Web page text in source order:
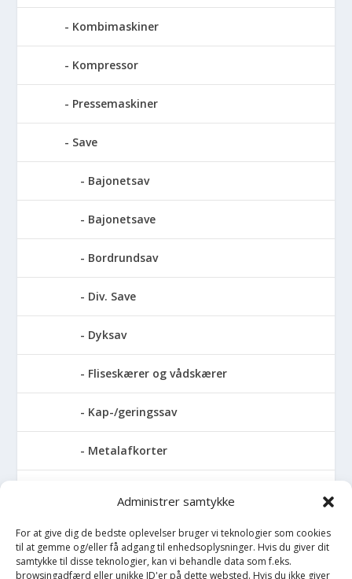
Administrer samtykke
For at give dig de bedste oplevelser bruger vi teknologier som cookies
til at gemme og/eller få adgang til enhedsoplysninger. Hvis du giver dit
samtykke til disse teknologier, kan vi behandle data som f.eks.
browsingadfærd eller unikke ID'er på dette websted. Hvis du ikke giver
Kombimaskiner
Kompressor
Pressemaskiner
Save
Bajonetsav
Bajonetsave
Bordrundsav
Div. Save
Dyksav
Fliseskærer og vådskærer
Kap-/geringssav
Metalafkorter
Stationære rundsave
Stiksave